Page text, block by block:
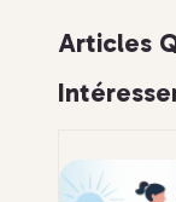
Articles